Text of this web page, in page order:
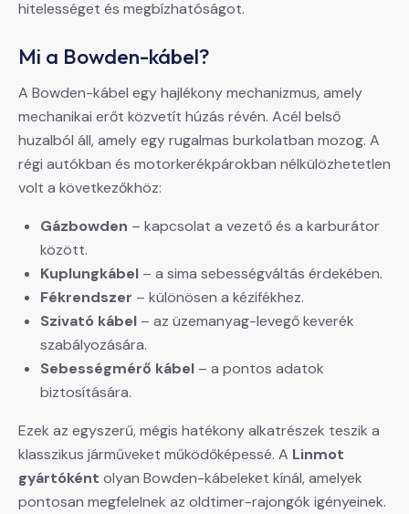
hitelességet és megbízhatóságot.
Mi a Bowden-kábel?
A Bowden-kábel egy hajlékony mechanizmus, amely
mechanikai erőt közvetít húzás révén. Acél belső
huzalból áll, amely egy rugalmas burkolatban mozog. A
régi autókban és motorkerékpárokban nélkülözhetetlen
volt a következőkhöz:
Gázbowden – kapcsolat a vezető és a karburátor
között.
Kuplungkábel – a sima sebességváltás érdekében.
Fékrendszer – különösen a kézifékhez.
Szivató kábel – az üzemanyag-levegő keverék
szabályozására.
Sebességmérő kábel – a pontos adatok
biztosítására.
Ezek az egyszerű, mégis hatékony alkatrészek teszik a
klasszikus járműveket működőképessé. A Linmot
gyártóként olyan Bowden-kábeleket kínál, amelyek
pontosan megfelelnek az oldtimer-rajongók igényeinek.